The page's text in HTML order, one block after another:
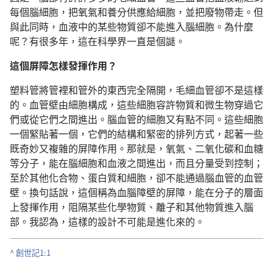
每個腦細胞，把氧氣和養分供應給細胞，並把廢物帶走。但
與此同時，血液中的某些物質卻不能進入腦細胞。為什麼
呢？有很多年，這在科學界一直是個謎。
這個屏障怎樣發揮作用？
塑料管將管裡和管外的東西完全隔開，毛細血管卻不是這樣
的。血管壁由細胞構成，這些細胞容許物質和微生物穿過它
們或從它們之間進出。腦血管的細胞又有點不同。這些細胞
一個緊貼著一個，它們的結構和緊密的排列方式，起著一些
既奇妙又複雜的屏障作用。那就是，氧氣、二氧化碳和血糖
等分子，能在腦細胞和血液之間進出，而且分量受到控制；
至於其他化合物、蛋白質和細胞，卻不能通過腦血管的血管
壁。換句話說，這個稱為血腦障壁的屏障，能在分子的層面
上發揮作用，阻隔某些化學物質、離子和其他物質進入腦
部。我認為，這樣的設計不可能是進化來的。
^創世記1:1